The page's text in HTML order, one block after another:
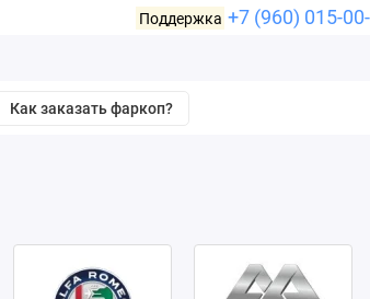
Поддержка +7 (960) 015-
Как заказать фаркоп?